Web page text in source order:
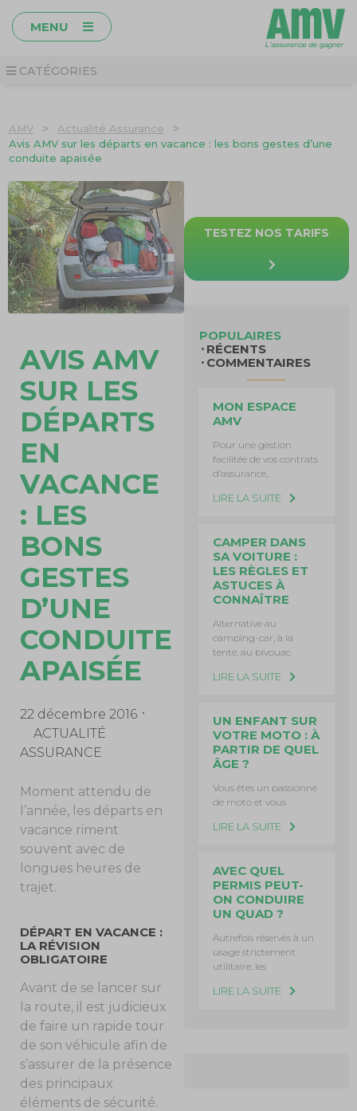
MENU
CATÉGORIES
AMV > Actualité Assurance >
Avis AMV sur les départs en vacance : les bons gestes d’une
conduite apaisée
AVIS AMV
SUR LES
DÉPARTS
EN
VACANCE
: LES
BONS
GESTES
D’UNE
CONDUITE
APAISÉE
22 décembre 2016
ACTUALITÉ
ASSURANCE
Moment attendu de
l’année, les départs en
vacance riment
souvent avec de
longues heures de
trajet.
DÉPART EN VACANCE :
LA RÉVISION
OBLIGATOIRE
Avant de se lancer sur
la route, il est judicieux
de faire un rapide tour
de son véhicule afin de
s’assurer de la présence
des principaux
éléments de sécurité.
TESTEZ NOS TARIFS
POPULAIRES
RÉCENTS
COMMENTAIRES
MON ESPACE
AMV
Pour une gestion
facilitée de vos contrats
d’assurance,
LIRE LA SUITE
CAMPER DANS
SA VOITURE :
LES RÈGLES ET
ASTUCES À
CONNAÎTRE
Alternative au
camping-car, à la
tente, au bivouac
LIRE LA SUITE
UN ENFANT SUR
VOTRE MOTO : À
PARTIR DE QUEL
ÂGE ?
Vous êtes un passionné
de moto et vous
LIRE LA SUITE
AVEC QUEL
PERMIS PEUT-
ON CONDUIRE
UN QUAD ?
Autrefois réservés à un
usage strictement
utilitaire, les
LIRE LA SUITE